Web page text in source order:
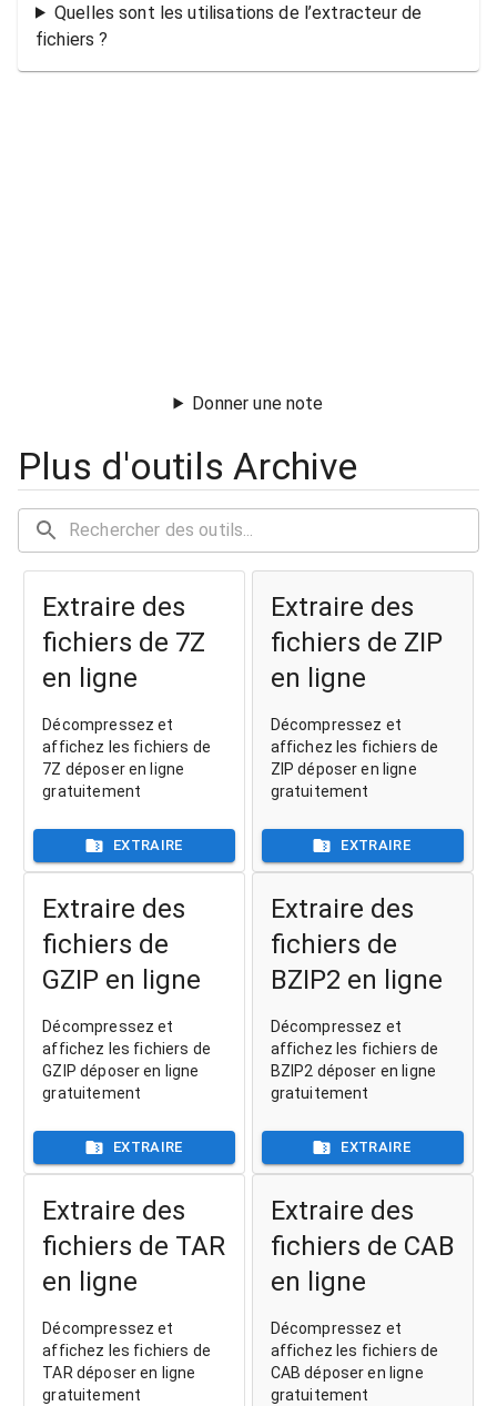
Quelles sont les utilisations de l’extracteur de
fichiers ?
Donner une note
Plus d'outils Archive
Extraire des
fichiers de 7Z
en ligne
Décompressez et
affichez les fichiers de
7Z déposer en ligne
gratuitement
EXTRAIRE
Extraire des
fichiers de ZIP
en ligne
Décompressez et
affichez les fichiers de
ZIP déposer en ligne
gratuitement
EXTRAIRE
Extraire des
fichiers de
GZIP en ligne
Décompressez et
affichez les fichiers de
GZIP déposer en ligne
gratuitement
EXTRAIRE
Extraire des
fichiers de
BZIP2 en ligne
Décompressez et
affichez les fichiers de
BZIP2 déposer en ligne
gratuitement
EXTRAIRE
Extraire des
fichiers de TAR
en ligne
Décompressez et
affichez les fichiers de
TAR déposer en ligne
gratuitement
Extraire des
fichiers de CAB
en ligne
Décompressez et
affichez les fichiers de
CAB déposer en ligne
gratuitement